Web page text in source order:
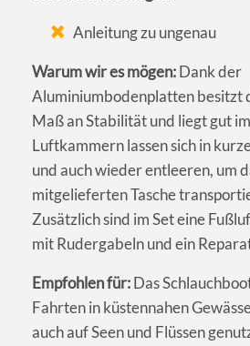
Anleitung zu ungenau
Warum wir es mögen:Dank der
Aluminiumbodenplatten besitzt
Maß an Stabilität und liegt gut
Luftkammern lassen sich in
und auch wieder entleeren, um
mitgelieferten Tasche
Zusätzlich sind im Set eine
mit Rudergabeln und ein
Empfohlen für:Das
Fahrten in küstennahen
auch auf Seen und Flüssen